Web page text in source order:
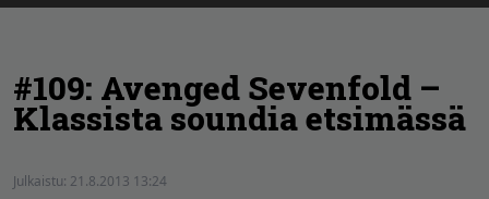
#109: Avenged Sevenfold –
Klassista soundia etsimässä
Julkaistu: 21.8.2013 13:24